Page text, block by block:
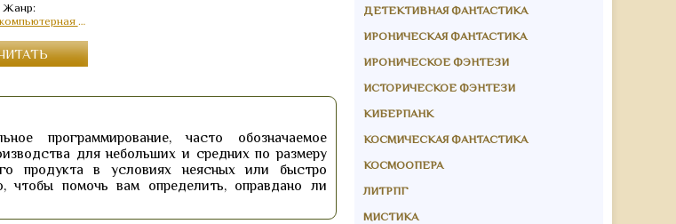
Жанр:
Прочая компьютерная литература
программирование, часто обозначаемое
для небольших и средних по размеру
продукта в условиях неясных или быстро
чтобы помочь вам определить, оправдано ли
ДЕТЕКТИВНАЯ ФАНТАСТИКА
ИРОНИЧЕСКАЯ ФАНТАСТИКА
ИРОНИЧЕСКОЕ ФЭНТЕЗИ
ИСТОРИЧЕСКОЕ ФЭНТЕЗИ
КИБЕРПАНК
КОСМИЧЕСКАЯ ФАНТАСТИКА
КОСМООПЕРА
ЛИТРПГ
МИСТИКА